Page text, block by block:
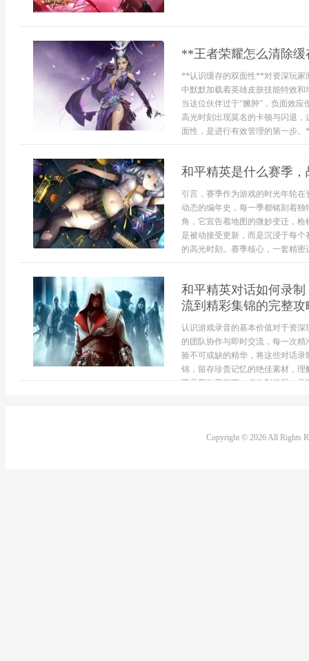
**王者荣耀怎么清除
**认识缓存的双面性**对资深玩家
中默默加载着英雄皮肤技能特效
当这位伙伴过于“臃肿”，负面效
高光时刻出现莫名的卡顿与闪退
面性，是进行有效管理的第一步
和平精英是什么赛季
引言，赛季作为游戏的时光年轮
动态的编年史，每一季都铭刻着
角，它宣告着地图的微妙变迁，
是被动接受更新，而是沉浸于每
的高光时刻。赛季核心，一套精密
和平精英对话如何录
流到精彩集锦的完整攻
认识游戏录音的基本价值对于资
的团队协作与即时交流，每一次
验不可或缺的精华，将这些对话
锦，留存珍贵记忆的绝佳素材，
工具工欲善其事，必先利其器，录
Copyright © 2026 All Rights